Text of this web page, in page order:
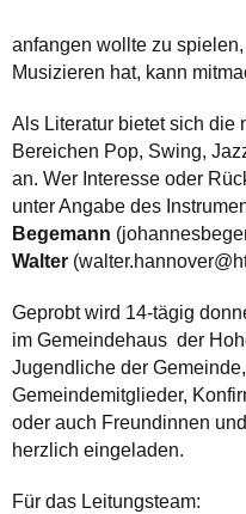
anfangen wollte zu
Musizieren hat, kann
Als Literatur bietet sich die
Bereichen Pop, Swing,
an. Wer Interesse oder
unter Angabe des
Begemann
Walter
Geprobt wird 14-tägig
im Gemeindehaus der
Jugendliche der
Gemeindemitglieder,
oder auch Freundinnen
herzlich eingeladen.
Für das Leitungsteam: